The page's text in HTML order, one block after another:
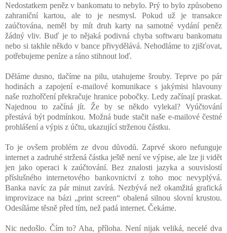
Nedostatkem peněz v bankomatu to nebylo. Prý to bylo způsobeno
zahraniční kartou, ale to je nesmysl. Pokud už je transakce
zaúčtována, neměl by mít druh karty na samotné vydání peněz
žádný vliv. Buď je to nějaká podivná chyba softwaru bankomatu
nebo si takhle někdo v bance přivydělává. Nehodláme to zjišťovat,
potřebujeme peníze a ráno stihnout loď.
Děláme dusno, tlačíme na pilu, utahujeme šrouby. Teprve po pár
hodinách a zapojení e-mailové komunikace s jakýmisi hlavouny
naše rozhořčení překračuje hranice pobočky. Ledy začínají praskat.
Najednou to začíná jít. Že by se někdo vylekal? Vyúčtování
přestává být podmínkou. Možná bude stačit naše e-mailové čestné
prohlášení a výpis z účtu, ukazující strženou částku.
To je ovšem problém ze dvou důvodů. Zaprvé skoro nefunguje
internet a zadruhé stržená částka ještě není ve výpise, ale lze ji vidět
jen jako operaci k zaúčtování. Bez znalosti jazyka a souvislostí
příslušného internetového bankovnictví z toho moc nevyplývá.
Banka navíc za pár minut zavírá. Nezbývá než okamžitá grafická
improvizace na bázi „print screen“ obalená silnou slovní krustou.
Odesíláme těsně před tím, než padá internet. Čekáme.
Nic nedošlo. Čím to? Aha, příloha. Není nijak veliká, necelé dva